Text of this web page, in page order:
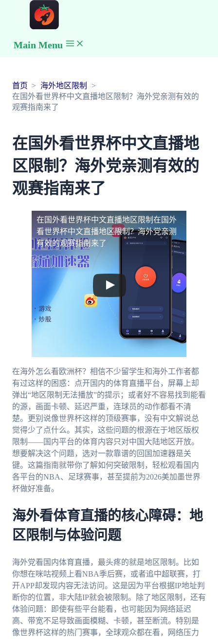
Main Menu
首页
海外地区限制
在国外看世界杯中文直播地区限制？海外党亲测有效的
观赛指南来了
在国外看世界杯中文直播地
区限制？海外党亲测有效的
观赛指南来了
在国外看世界杯中文直播地区限制 在国外
看世界杯中文直播地区限制？海外党亲测
有效的观赛指南来了
在海外怎么看欧洲杯？相信不少留学生和海外工作者都
有过这样的困惑：点开国内的体育直播平台，屏幕上却
弹出“地区限制无法播放”的提示；或者好不容易找到能看
的源，画面卡顿、延迟严重，连球员的动作都看不清
楚。更别说像世界杯这样的顶级赛事，没有中文解说总
觉得少了点什么。其实，这些问题的根源在于地区版权
限制——国内平台的体育内容只对中国大陆地区开放。
想要解决这个问题，选对一款靠谱的回国加速器是关
键。这篇指南就带你了解如何突破限制，轻松观看国内
各平台的NBA、足球赛事，甚至提前为2026美加墨世界
杯做好准备。
海外看体育直播的核心障碍：地
区限制与体验问题
海外党看国内体育直播，最头疼的就是地区限制。比如
你想在咪咕视频上看NBA季后赛，或者追中超联赛，打
开APP却发现内容无法访问。这是因为平台根据IP地址判
断你的位置，非大陆IP就会被限制。除了地区限制，还有
体验问题：即使有些平台能看，也可能因为网络延迟
高、带宽不足导致画面模糊、卡顿，甚至断流。特别是
像世界杯这样的热门赛事，全球观众都在看，网络压力